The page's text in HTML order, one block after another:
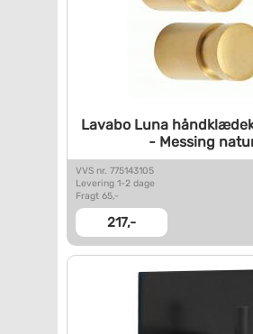
Lavabo Luna
- Messing
VVS nr. 775143105
Levering 1-2 dage
Fragt 65,-
217,-